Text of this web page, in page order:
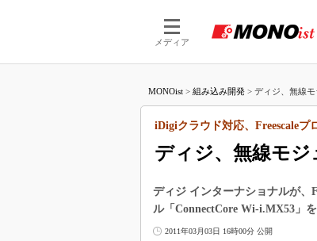
メディア
つな
つな
MONOist > 組み込み開発 > ディジ、無線モ
ディジ、無線モジ
iDigiクラウド対応、Freescaleプ
ディジ インターナショナルが、
ル「ConnectCore Wi-i.MX53」
2011年03月03日 16時00分 公開